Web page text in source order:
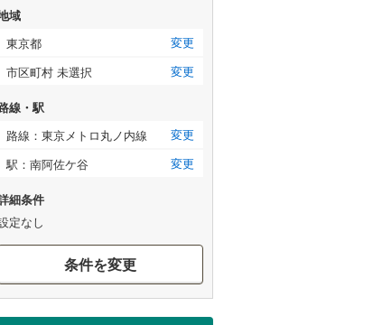
域
東京都
変更
市区町村 未選択
変更
線・駅
路線：東京メトロ丸ノ内線
変更
駅：南阿佐ケ谷
変更
細条件
定なし
条件を変更